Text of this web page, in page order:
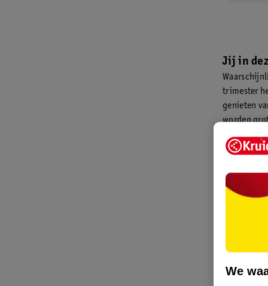
Jij in
trimester
genieten
worden
te
1,5 liter
en
Tip voor
Het
vindt en
We